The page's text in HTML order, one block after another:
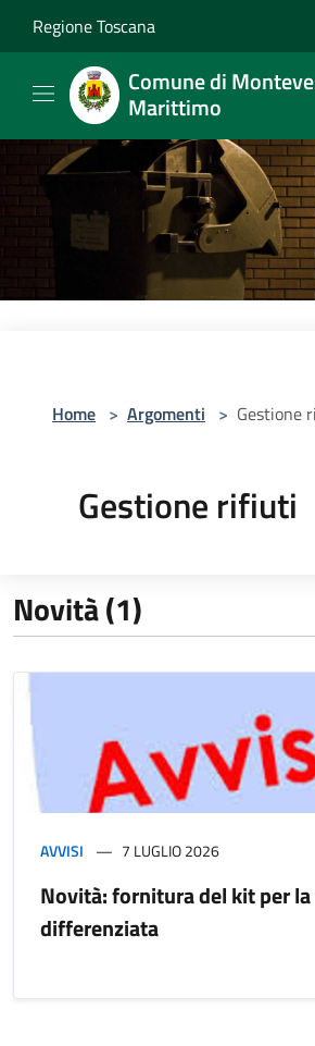
Regione Toscana
Comune di
Marittimo
Home > Argomenti > Gestione
Gestione rifiuti
Novità (1)
AVVISI 7 LUGLIO 2026
Novità: fornitura del kit per
differenziata